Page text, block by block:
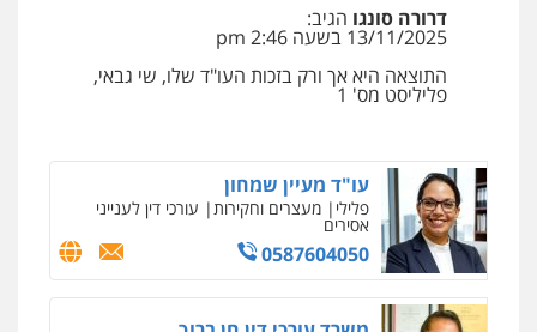
0523823782
עו"ד אמיר כהן
עו"ד ירון גיגי
פלילי צווארון לבן מעצרים הליכי הסגרה
0522249087
דרורה סונגו הגיב:
13/11/2025 בשעה 2:46 pm
התוצאה היא אך ורק בזכות העו"ד שלו, שי גבאי,
פליליסט מס' 1
עו"ד תומר בנישתי
פלילי מעצרים וחקירות צווארון לבן פשיעה
חמורה
עו"ד מעיין שמחון
פלילי מעצרים וחקירות עורכי דין לענייני
אסירים
0587604050